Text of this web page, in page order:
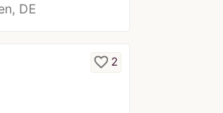
DE
favorite_border 2